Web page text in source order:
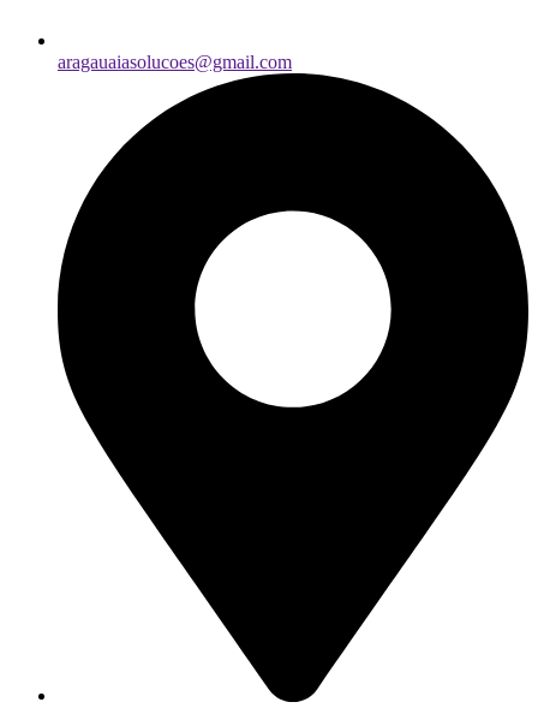
aragauaiasolucoes@gmail.com